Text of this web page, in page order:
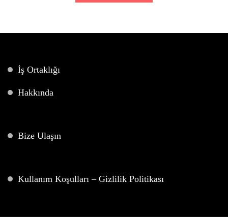
İş Ortaklığı
Hakkında
Bize Ulaşın
Kullanım Koşulları – Gizlilik Politikası